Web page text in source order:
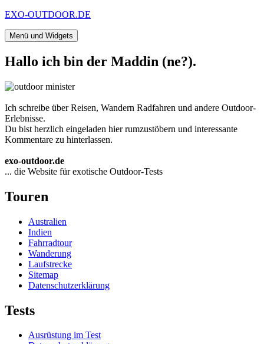
Zum
springen
EXO-OUTDOOR.DE
Menü und Widgets
Hallo ich bin der Maddin (ne?).
Ich schreibe über Reisen, Wandern Radfahren und andere Outdoor-
Erlebnisse.
Du bist herzlich eingeladen hier rumzustöbern und interessante
Kommentare zu hinterlassen.
exo-outdoor.de
... die Website für exotische Outdoor-Tests
Touren
Australien
Indien
Fahrradtour
Wanderung
Laufstrecke
Sitemap
Datenschutzerklärung
Tests
Ausrüstung im Test